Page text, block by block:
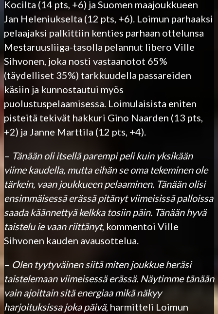
Kocilta (14 pts, +6) ja Suomen maajoukkueen
Jan Heleniukselta (12 pts, +6). Loimun parhaaksi
pelaajaksi palkittiin kenties parhaan ottelunsa
Mestaruusliiga-tasolla pelannut libero Ville
Sihvonen, joka nosti vastaanotot 65%
(täydelliset 35%) tarkkuudella passareiden
käsiin ja kunnostautui myös
puolustuspelaamisessa. Loimulaisista eniten
pisteitä tekivät hakkuri Gino Naarden (13 pts,
+2) ja Janne Marttila (12 pts, +4).
– Tänään oli itsellä parempi peli kuin yksikään
viime kaudella, mutta eihän se oma tekeminen ole
tärkein, vaan joukkueen pelaaminen. Tänään olisi
ensimmäisessä erässä pitänyt viimeisissä palloissa
saada käännettyä kelkka tosiin päin. Tänään hyvä
taistelu ie vaan riittänyt, kommentoi Ville
Sihvonen kauden avausottelua.
– Olen tyytyväinen siitä miten joukkue heräsi
taistelemaan viimeisessä erässä. Näytimme tänään
vain ajoittain sitä energiaa mikä näkyy
harjoituksissa joka päivä, harmitteli Loimun